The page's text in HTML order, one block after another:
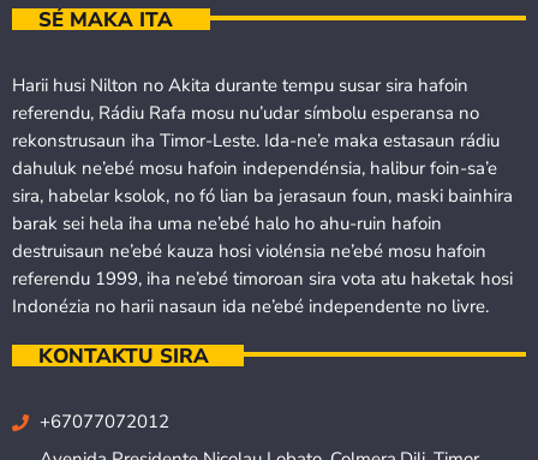
SÉ MAKA ITA
Harii husi Nilton no Akita durante tempu susar sira hafoin
referendu, Rádiu Rafa mosu nu’udar símbolu esperansa no
rekonstrusaun iha Timor-Leste. Ida-ne’e maka estasaun rádiu
dahuluk ne’ebé mosu hafoin independénsia, halibur foin-sa’e
sira, habelar ksolok, no fó lian ba jerasaun foun, maski bainhira
barak sei hela iha uma ne’ebé halo ho ahu-ruin hafoin
destruisaun ne’ebé kauza hosi violénsia ne’ebé mosu hafoin
referendu 1999, iha ne’ebé timoroan sira vota atu haketak hosi
Indonézia no harii nasaun ida ne’ebé independente no livre.
KONTAKTU SIRA
+67077072012